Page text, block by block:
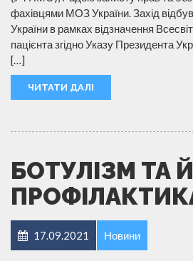
фахівцями МОЗ України. Захід
України в рамках відзначення
пацієнта згідно Указу Президента
[…]
ЧИТАТИ ДАЛІ
БОТУЛІЗМ ТА
17.09.2021 Новини